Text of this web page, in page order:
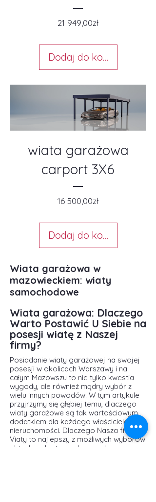
21 949,00złCena
Dodaj do koszyka
wiata garażowa
carport 3X6
16 500,00złCena
Dodaj do koszyka
Wiata garażowa w
mazowieckiem: wiaty
samochodowe
Wiata garażowa: Dlaczego
Warto Postawić U Siebie na
posesji wiatę z Naszej
firmy?
Posiadanie wiaty garażowej na swojej
posesji w okolicach Warszawy i na
całym Mazowszu to nie tylko kwestia
wygody, ale również mądry wybór z
wielu innych powodów. W tym artykule
przyjrzymy się głębiej temu, dlaczego
wiaty garażowe są tak wartościowym
dodatkiem dla każdego właściciela
nieruchomości. Dlaczego Nasza firma
Viaty to najlepszy z możliwych wyborów
aktualnie dostępnych na rynku.